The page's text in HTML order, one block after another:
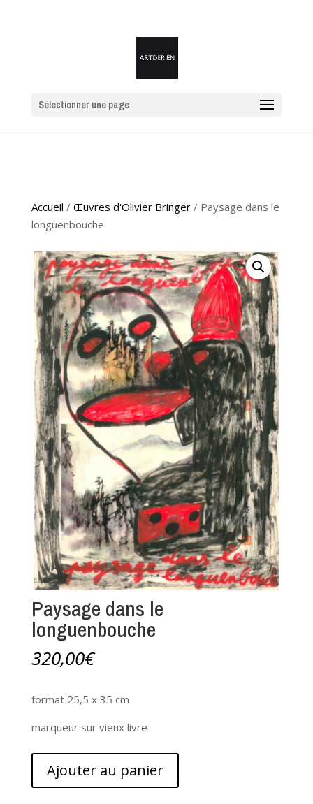
Sélectionner une page
Accueil / Œuvres d'Olivier Bringer/ Paysage dans le
longuenbouche
Paysage dans le
longuenbouche
320,00€
format 25,5 x 35 cm
marqueur sur vieux livre
Ajouter au panier